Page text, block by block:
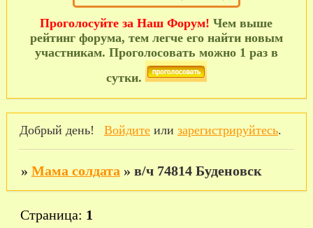
Проголосуйте за Наш Форум! Чем выше
рейтинг форума, тем легче его найти новым
участникам. Проголосовать можно 1 раз в
сутки.
Добрый день! Войдитеили зарегистрируйтесь.
» Мама солдата » в/ч 74814 Буденовск
Страница: 1